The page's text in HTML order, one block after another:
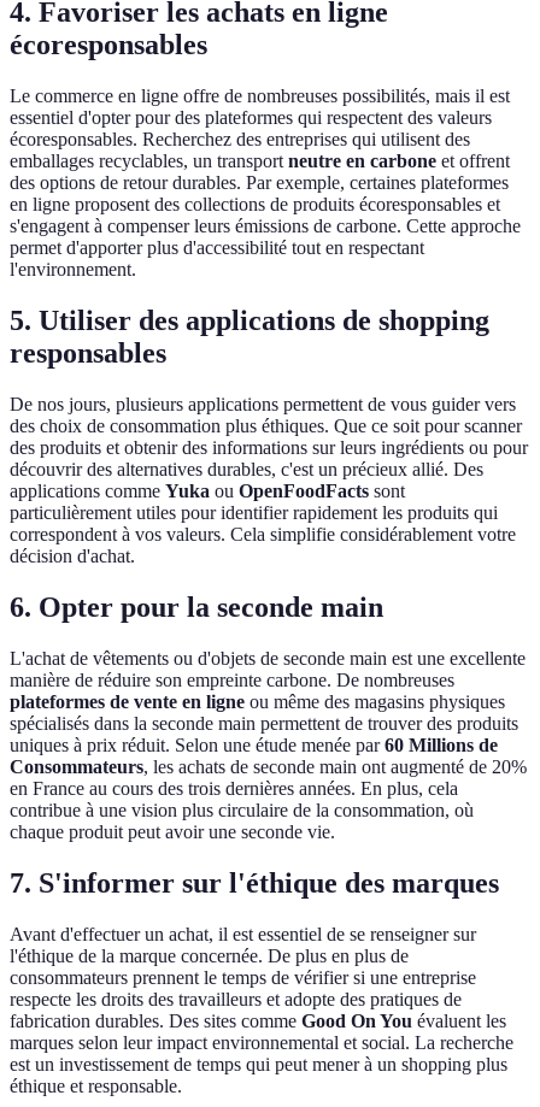
4. Favoriser les achats en ligne
écoresponsables
Le commerce en ligne offre de nombreuses possibilités, mais il est
essentiel d'opter pour des plateformes qui respectent des valeurs
écoresponsables. Recherchez des entreprises qui utilisent des
emballages recyclables, un transport neutre en carbone et offrent
des options de retour durables. Par exemple, certaines plateformes
en ligne proposent des collections de produits écoresponsables et
s'engagent à compenser leurs émissions de carbone. Cette approche
permet d'apporter plus d'accessibilité tout en respectant
l'environnement.
5. Utiliser des applications de shopping
responsables
De nos jours, plusieurs applications permettent de vous guider vers
des choix de consommation plus éthiques. Que ce soit pour scanner
des produits et obtenir des informations sur leurs ingrédients ou pour
découvrir des alternatives durables, c'est un précieux allié. Des
applications comme Yuka ou OpenFoodFacts sont
particulièrement utiles pour identifier rapidement les produits qui
correspondent à vos valeurs. Cela simplifie considérablement votre
décision d'achat.
6. Opter pour la seconde main
L'achat de vêtements ou d'objets de seconde main est une excellente
manière de réduire son empreinte carbone. De nombreuses
plateformes de vente en ligne ou même des magasins physiques
spécialisés dans la seconde main permettent de trouver des produits
uniques à prix réduit. Selon une étude menée par60 Millions de
Consommateurs, les achats de seconde main ont augmenté de 20%
en France au cours des trois dernières années. En plus, cela
contribue à une vision plus circulaire de la consommation, où
chaque produit peut avoir une seconde vie.
7. S'informer sur l'éthique des marques
Avant d'effectuer un achat, il est essentiel de se renseigner sur
l'éthique de la marque concernée. De plus en plus de
consommateurs prennent le temps de vérifier si une entreprise
respecte les droits des travailleurs et adopte des pratiques de
fabrication durables. Des sites comme Good On You évaluent les
marques selon leur impact environnemental et social. La recherche
est un investissement de temps qui peut mener à un shopping plus
éthique et responsable.